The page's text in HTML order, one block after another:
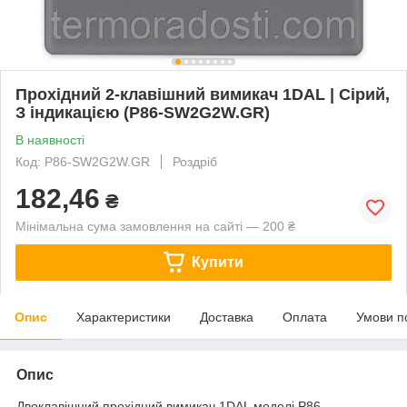
Прохідний 2-клавішний вимикач 1DAL | Сірий,
З індикацією (P86-SW2G2W.GR)
В наявності
Код: P86-SW2G2W.GR
Роздріб
182,46 ₴
Мінімальна сума замовлення на сайті — 200 ₴
Купити
Опис Характеристики Доставка Оплата Умови
Опис